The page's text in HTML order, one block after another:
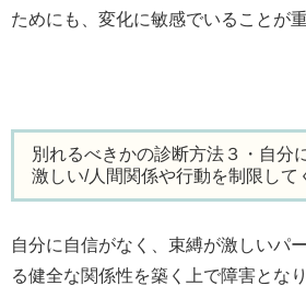
ためにも、変化に敏感でいることが重
別れるべきかの診断方法３・自分
激しい/人間関係や行動を制限して
自分に自信がなく、束縛が激しいパ
る健全な関係性を築く上で障害となり